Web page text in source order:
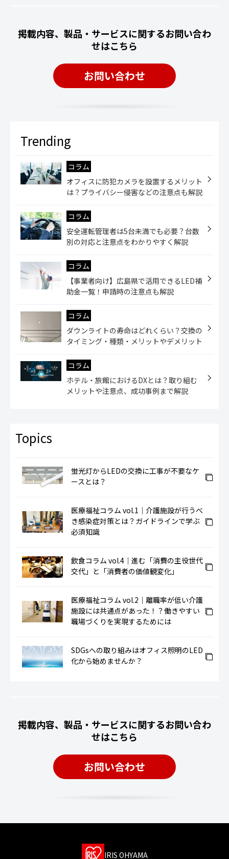
掲載内容、製品・サービスに関するお問い合わ
せはこちら
お問い合わせ
コラム
オフィスに防犯カメラを設置するメリット
は？プライバシー侵害などの注意点も解説
コラム
安全運転管理者は5台未満でも必要？台数
別の対応と注意点をわかりやすく解説
コラム
【事業者向け】広島県で活用できるLED補
助金一覧！申請時の注意点も解説
コラム
ダウンライトの寿命はどれくらい？交換の
タイミング・種類・メリットやデメリット
コラム
ホテル・旅館におけるDXとは？取り組む
メリットや注意点、成功事例まで解説
蛍光灯からLEDの交換に工事が不要なケ
ースとは？
医療福祉コラム vol.1｜介護施設が行うべ
き感染症対策とは？ガイドラインで学ぶ
必須知識
飲食コラム vol.4｜進む「消費の主役世代
交代」と「消費者の価値観変化」
医療福祉コラム vol.2｜離職率が低い介護
施設には共通点があった！？働きやすい
職場づくりを実現するためには
SDGsへの取り組みはオフィス照明のLED
化から始めませんか？
掲載内容、製品・サービスに関するお問い合わ
せはこちら
お問い合わせ
IRIS OHYAMA